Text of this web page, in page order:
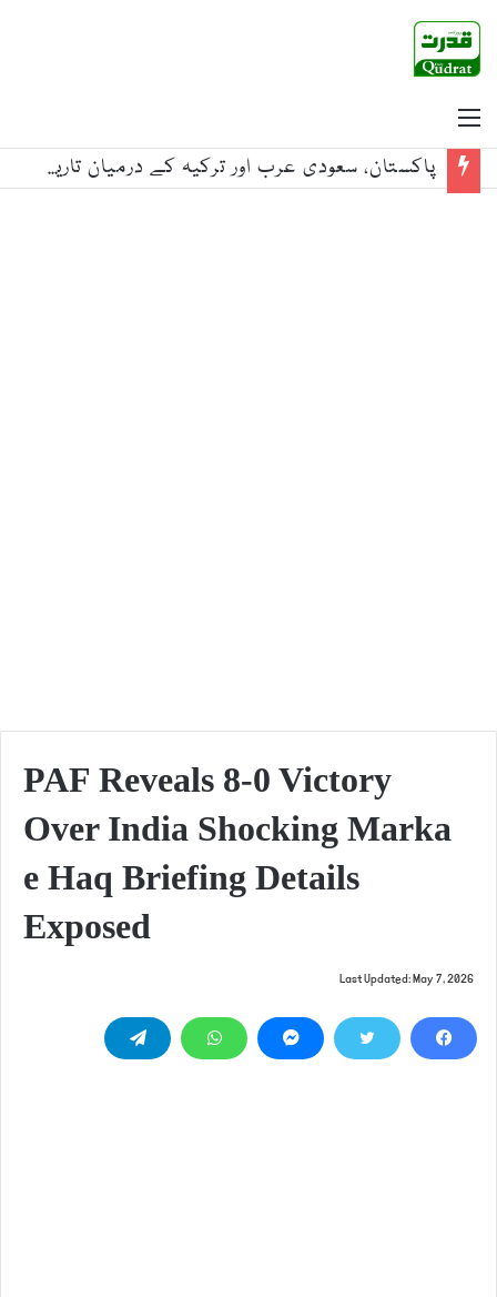
Menu
پاکستان، سعودی عرب اور ترکیہ کے درمیان تاریخی دفاعی معاہدہ خطے میں اجتماعی سلامتی اور استحکام کا اہم سنگ میل ہے: معاون برائے داخلہ بابر یوسفزئی
PAF Reveals 8-0 Victory
Over India Shocking Marka
e Haq Briefing Details
Exposed
Last Updated: May 7, 2026